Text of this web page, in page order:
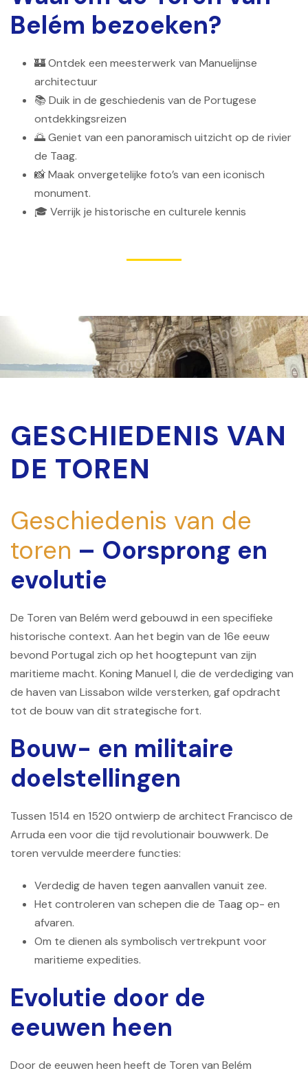
Belém bezoeken?
🏰 Ontdek een meesterwerk van Manuelijnse
architectuur
📚 Duik in de geschiedenis van de Portugese
ontdekkingsreizen
🌅 Geniet van een panoramisch uitzicht op de rivier
de Taag.
📸 Maak onvergetelijke foto’s van een iconisch
monument.
🎓 Verrijk je historische en culturele kennis
GESCHIEDENIS VAN
DE TOREN
Geschiedenis van de
toren – Oorsprong en
evolutie
De Toren van Belém werd gebouwd in een specifieke
historische context. Aan het begin van de 16e eeuw
bevond Portugal zich op het hoogtepunt van zijn
maritieme macht. Koning Manuel I, die de verdediging van
de haven van Lissabon wilde versterken, gaf opdracht
tot de bouw van dit strategische fort.
Bouw- en militaire
doelstellingen
Tussen 1514 en 1520 ontwierp de architect Francisco de
Arruda een voor die tijd revolutionair bouwwerk. De
toren vervulde meerdere functies:
Verdedig de haven tegen aanvallen vanuit zee.
Het controleren van schepen die de Taag op- en
afvaren.
Om te dienen als symbolisch vertrekpunt voor
maritieme expedities.
Evolutie door de
eeuwen heen
Door de eeuwen heen heeft de Toren van Belém